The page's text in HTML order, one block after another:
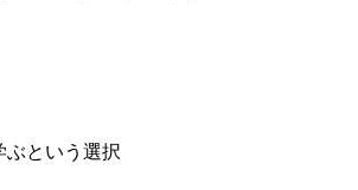
ぶという選択